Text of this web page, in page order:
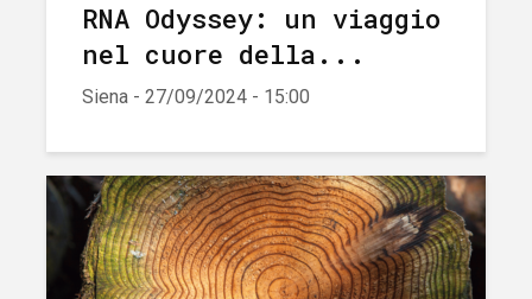
RNA Odyssey: un viaggio
nel cuore della...
Siena - 27/09/2024 - 15:00